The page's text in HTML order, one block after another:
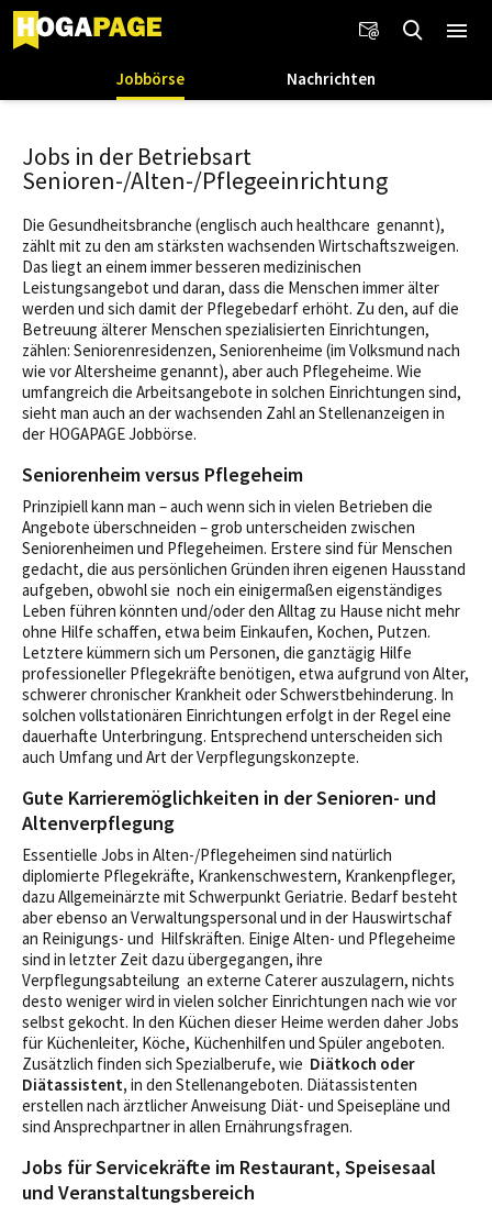
Jobbörse Nachrichten
Jobs in der Betriebsart
Senioren-/Alten-/Pflegeeinrichtung
Die Gesundheitsbranche (englisch auch healthcare genannt),
zählt mit zu den am stärksten wachsenden Wirtschaftszweigen.
Das liegt an einem immer besseren medizinischen
Leistungsangebot und daran, dass die Menschen immer älter
werden und sich damit der Pflegebedarf erhöht. Zu den, auf die
Betreuung älterer Menschen spezialisierten Einrichtungen,
zählen: Seniorenresidenzen, Seniorenheime (im Volksmund nach
wie vor Altersheime genannt), aber auch Pflegeheime. Wie
umfangreich die Arbeitsangebote in solchen Einrichtungen sind,
sieht man auch an der wachsenden Zahl an Stellenanzeigen in
der HOGAPAGE Jobbörse.
Seniorenheim versus Pflegeheim
Prinzipiell kann man – auch wenn sich in vielen Betrieben die
Angebote überschneiden – grob unterscheiden zwischen
Seniorenheimen und Pflegeheimen. Erstere sind für Menschen
gedacht, die aus persönlichen Gründen ihren eigenen Hausstand
aufgeben, obwohl sie noch ein einigermaßen eigenständiges
Leben führen könnten und/oder den Alltag zu Hause nicht mehr
ohne Hilfe schaffen, etwa beim Einkaufen, Kochen, Putzen.
Letztere kümmern sich um Personen, die ganztägig Hilfe
professioneller Pflegekräfte benötigen, etwa aufgrund von Alter,
schwerer chronischer Krankheit oder Schwerstbehinderung. In
solchen vollstationären Einrichtungen erfolgt in der Regel eine
dauerhafte Unterbringung. Entsprechend unterscheiden sich
auch Umfang und Art der Verpflegungskonzepte.
Gute Karrieremöglichkeiten in der Senioren- und
Altenverpflegung
Essentielle Jobs in Alten-/Pflegeheimen sind natürlich
diplomierte Pflegekräfte, Krankenschwestern, Krankenpfleger,
dazu Allgemeinärzte mit Schwerpunkt Geriatrie. Bedarf besteht
aber ebenso an Verwaltungspersonal und in der Hauswirtschaf
an Reinigungs- und Hilfskräften. Einige Alten- und Pflegeheime
sind in letzter Zeit dazu übergegangen, ihre
Verpflegungsabteilung an externe Caterer auszulagern, nichts
desto weniger wird in vielen solcher Einrichtungen nach wie vor
selbst gekocht. In den Küchen dieser Heime werden daher Jobs
für Küchenleiter, Köche, Küchenhilfen und Spüler angeboten.
Zusätzlich finden sich Spezialberufe, wie Diätkoch oder
Diätassistent, in den Stellenangeboten. Diätassistenten
erstellen nach ärztlicher Anweisung Diät- und Speisepläne und
sind Ansprechpartner in allen Ernährungsfragen.
Jobs für Servicekräfte im Restaurant, Speisesaal
und Veranstaltungsbereich